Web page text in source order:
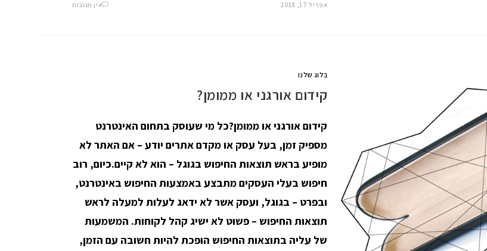
אין תגובות אפריל 17, 2018
בלוג שלנו
קידום אורגני או ממומן?
קידום אורגני או ממומן?כל מי שעוסק בתחום האינטרנט
מספיק זמן, בעל עסק או מקדם אתרים יודע – אם האתר לא
מופיע בראש תוצאות החיפוש בגוגל – הוא לא קיים.כיום, רוב
חיפוש בעלי העסקים מתבצע באמצעות החיפוש באינטרנט,
ובפרט – בגוגל, ועסק אשר לא ידאג לעלות למעלה לראש
תוצאות החיפוש – פשוט לא ישיג קהל לקוחות. המשמעות
של עליה בתוצאות החיפוש הופכת להיות חשובה עם הזמן,